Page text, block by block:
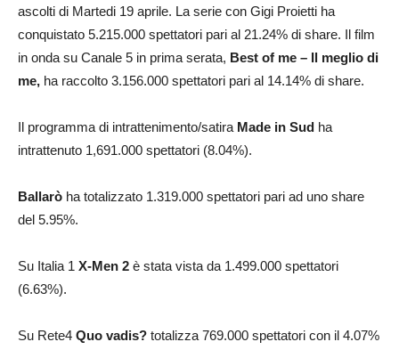
ascolti di Martedi 19 aprile. La serie con Gigi Proietti ha
conquistato 5.215.000 spettatori pari al 21.24% di share. Il film
in onda su Canale 5 in prima serata, Best of me – Il meglio di
me, ha raccolto 3.156.000 spettatori pari al 14.14% di share.
Il programma di intrattenimento/satira Made in Sud ha
intrattenuto 1,691.000 spettatori (8.04%).
Ballarò ha totalizzato 1.319.000 spettatori pari ad uno share
del 5.95%.
Su Italia 1 X-Men 2 è stata vista da 1.499.000 spettatori
(6.63%).
Su Rete4 Quo vadis? totalizza 769.000 spettatori con il 4.07%